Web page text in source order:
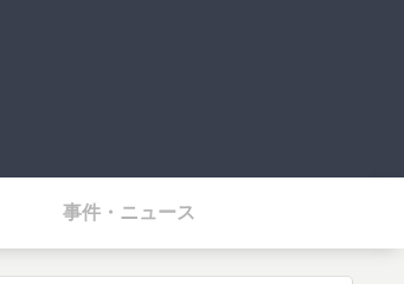
事件・ニュース